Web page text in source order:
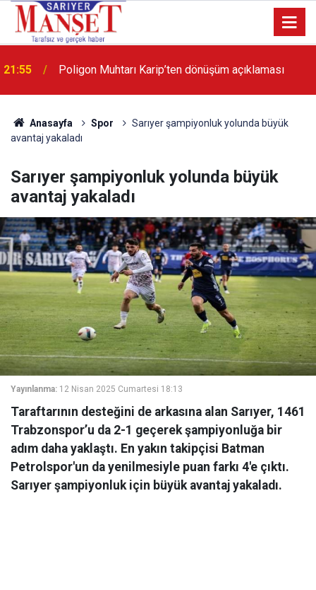
13:36 'Poligon'da İstanbul'a örnek proje gerçekleştirilecek'
Anasayfa Spor
Sarıyer şampiyonluk yolunda büyük
avantaj yakaladı
Sarıyer şampiyonluk yolunda büyük
avantaj yakaladı
Yayınlanma: 12 Nisan 2025 Cumartesi 18:13
Taraftarının desteğini de arkasına alan Sarıyer, 1461
Trabzonspor’u da 2-1 geçerek şampiyonluğa bir
adım daha yaklaştı. En yakın takipçisi Batman
Petrolspor'un da yenilmesiyle puan farkı 4'e çıktı.
Sarıyer şampiyonluk için büyük avantaj yakaladı.